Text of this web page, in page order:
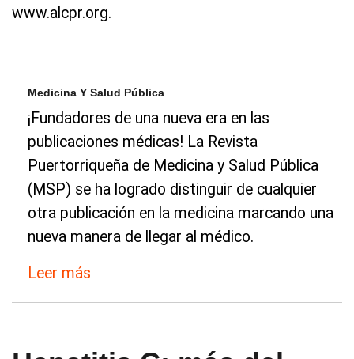
www.alcpr.org.
Medicina Y Salud Pública
¡Fundadores de una nueva era en las
publicaciones médicas! La Revista
Puertorriqueña de Medicina y Salud Pública
(MSP) se ha logrado distinguir de cualquier
otra publicación en la medicina marcando una
nueva manera de llegar al médico.
Leer más